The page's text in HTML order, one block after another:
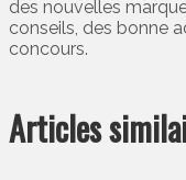
des nouvelles
conseils, des bonne
concours.
Articles